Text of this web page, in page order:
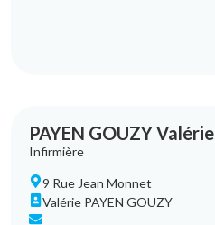
PAYEN GOUZY Valérie
Infirmière
9 Rue Jean Monnet
Valérie PAYEN GOUZY